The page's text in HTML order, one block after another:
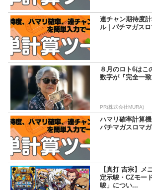
連チャン期待度
ル | パチマガス
８月のロト6はこ
数字が『完全一
PR(株式会社MURA)
ハマリ確率計算
パチマガスロマ
【真打 吉宗】メ
定示唆・CZモー
唆」につい...